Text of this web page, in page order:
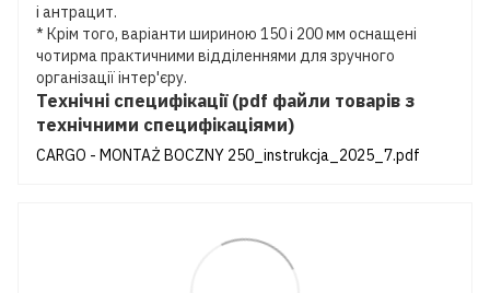
і антрацит.
* Крім того, варіанти шириною 150 і 200 мм оснащені
чотирма практичними відділеннями для зручного
організації інтер'єру.
Технічні специфікації (pdf файли товарів з
технічними специфікаціями)
CARGO - MONTAŻ BOCZNY 250_instrukcja_2025_7.pdf